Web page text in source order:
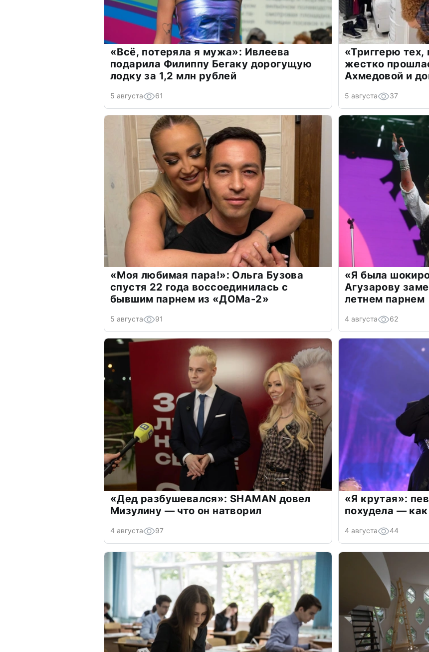
«Всё, потеряла я мужа»: Ивлеева
подарила Филиппу Бегаку дорогущую
лодку за 1,2 млн рублей
5 августа 61
«Триггерю тех,
жестко
Ахмедовой и
5 августа 37
«Моя любимая пара!»: Ольга Бузова
спустя 22 года воссоединилась с
бывшим парнем из «ДОМа-2»
5 августа 91
«Я была
Агузарову
летнем парнем
4 августа 62
«Дед разбушевался»: SHAMAN довел
Мизулину — что он натворил
4 августа 97
«Я крутая»:
похудела —
4 августа 44